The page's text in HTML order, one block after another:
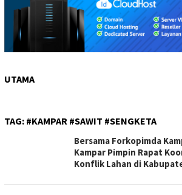
UTAMA
TAG: #KAMPAR #SAWIT #SENGKETA
Bersama Forkopimda
Kampar Pimpin Rapat
Konflik Lahan di